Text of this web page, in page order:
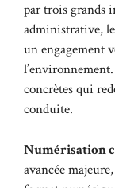
par trois grands
administrative,
un engagement
concrètes qui
conduite.
Numérisation
avancée